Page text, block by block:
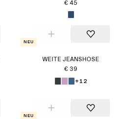
€ 45
Neu
WEITE JEANSHOSE
€ 39
+12
Neu